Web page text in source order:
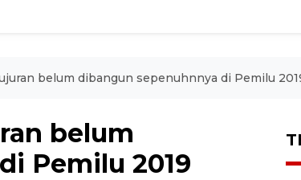
belum dibangun sepenuhnnya di Pemilu
belum
Pemilu 2019